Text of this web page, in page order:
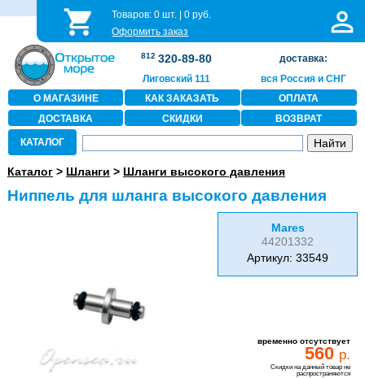
Товаров:0 шт. |0 руб.
Оформить заказ
812 320-89-80
Лиговский 111
доставка:
вся Россия и СНГ
О МАГАЗИНЕ
КАК ЗАКАЗАТЬ
ОПЛАТА
ДОСТАВКА
СКИДКИ ВОЗВРАТ
КАТАЛОГ
Каталог> Шланги > Шланги высокого давления
Ниппель для шланга высокого давления
Mares
44201332
Артикул: 33549
временно отсутствует
560 р.
Скидки на данный товар не
распространяются